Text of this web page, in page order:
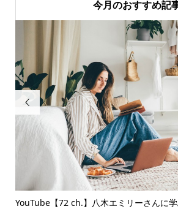
今月のおすすめ記

YouTube【72 ch.】八木エミリーさんに